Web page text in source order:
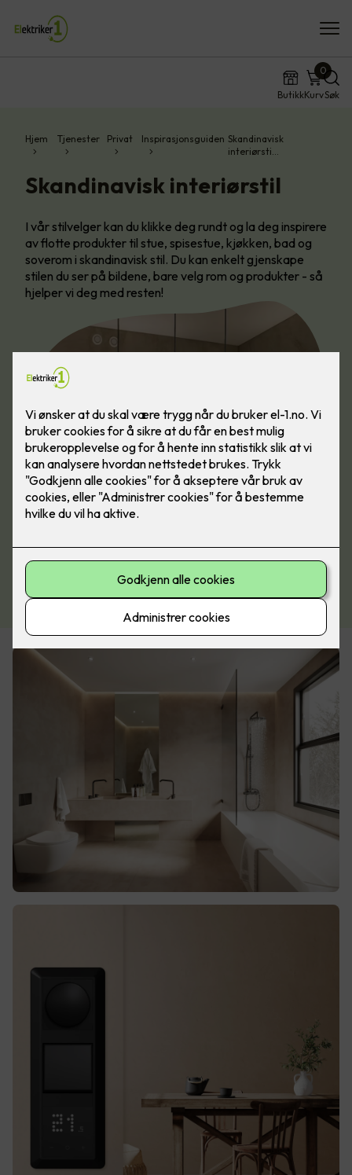
ButikkKurv
0
Søk
Hjem Tjenester Privat Inspirasjonsguiden Skandinavisk
interiørsti…
Skandinavisk interiørstil
I vår stilvelger kan du klikke deg rundt og la deg inspirere
av flotte produkter til stue, spisestue, kjøkken, bad og
soverom i skandinavisk stil. Du kan enkelt gjenskape
stilen du ser på bildene, bare velg rom og produkter - så
hjelper vi deg med resten!